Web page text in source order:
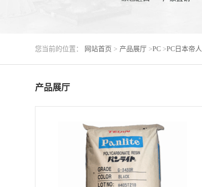
您当前的位置： 网站首页 > 产品展厅 >PC >PC日本帝人
产品展厅